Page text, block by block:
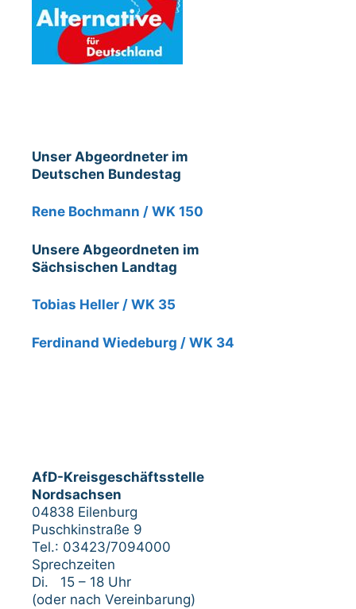
Unser Abgeordneter im
Deutschen Bundestag
Rene Bochmann / WK 150
Unsere Abgeordneten im
Sächsischen Landtag
Tobias Heller / WK 35
Ferdinand Wiedeburg / WK 34
AfD-Kreisgeschäftsstelle
Nordsachsen
04838 Eilenburg
Puschkinstraße 9
Tel.: 03423/7094000
Sprechzeiten
Di. 15 – 18 Uhr
(oder nach Vereinbarung)